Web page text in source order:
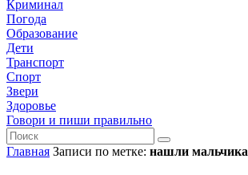
Криминал
Погода
Образование
Дети
Транспорт
Спорт
Звери
Здоровье
Говори и пиши правильно
Главная Записи по метке: нашли мальчика